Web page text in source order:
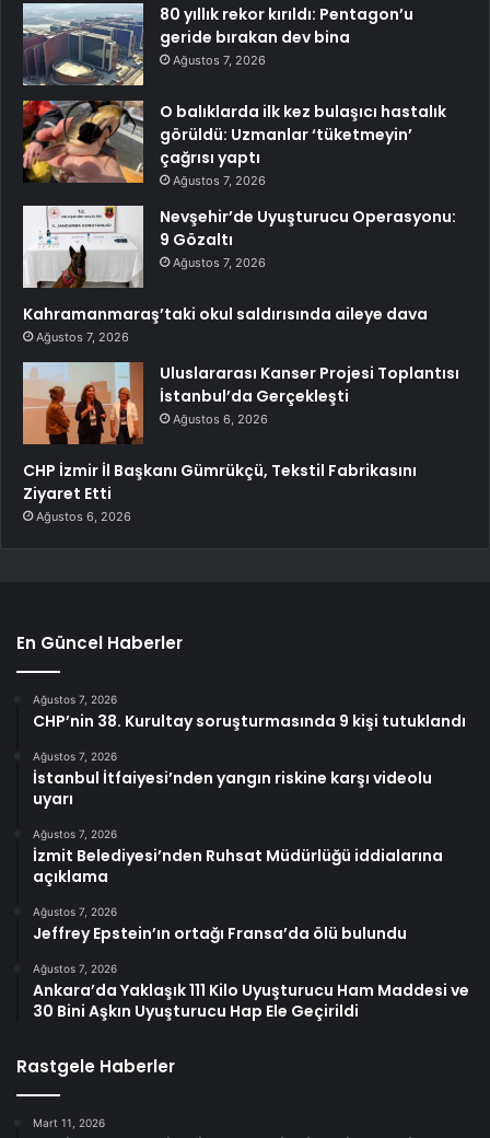
80 yıllık rekor kırıldı: Pentagon’u
geride bırakan dev bina
Ağustos 7, 2026
O balıklarda ilk kez bulaşıcı hastalık
görüldü: Uzmanlar ‘tüketmeyin’
çağrısı yaptı
Ağustos 7, 2026
Nevşehir’de Uyuşturucu Operasyonu:
9 Gözaltı
Ağustos 7, 2026
Kahramanmaraş’taki okul saldırısında aileye dava
Ağustos 7, 2026
Uluslararası Kanser Projesi Toplantısı
İstanbul’da Gerçekleşti
Ağustos 6, 2026
CHP İzmir İl Başkanı Gümrükçü, Tekstil Fabrikasını
Ziyaret Etti
Ağustos 6, 2026
En Güncel Haberler
Ağustos 7, 2026
CHP’nin 38. Kurultay soruşturmasında 9 kişi tutuklandı
Ağustos 7, 2026
İstanbul İtfaiyesi’nden yangın riskine karşı videolu
uyarı
Ağustos 7, 2026
İzmit Belediyesi’nden Ruhsat Müdürlüğü iddialarına
açıklama
Ağustos 7, 2026
Jeffrey Epstein’ın ortağı Fransa’da ölü bulundu
Ağustos 7, 2026
Ankara’da Yaklaşık 111 Kilo Uyuşturucu Ham Maddesi ve
30 Bini Aşkın Uyuşturucu Hap Ele Geçirildi
Rastgele Haberler
Mart 11, 2026